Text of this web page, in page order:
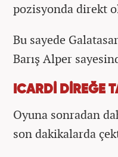
pozisyonda direkt
Bu sayede
Barış Alper
ICARDİ DİREĞE
Oyuna sonradan
son dakikalarda